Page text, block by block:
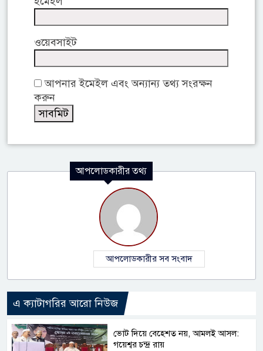
ওয়েবসাইট
আপনার ইমেইল এবং অন্যান্য তথ্য সংরক্ষন
করুন
আপলোডকারীর তথ্য
আপলোডকারীর সব সংবাদ
এ ক্যাটাগরির আরো নিউজ
ভোট দিয়ে বেহেশত নয়, আমলই আসল:
গয়েশ্বর চন্দ্র রায়